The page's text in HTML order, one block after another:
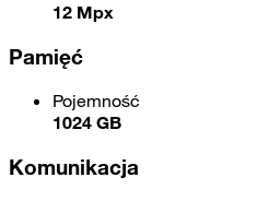
12 Mpx
Pamięć
Pojemność
1024 GB
Komunikacja